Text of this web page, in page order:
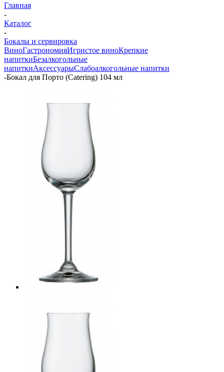
Главная
-
Каталог
-
Бокалы и сервировка
ВиноГастрономияИгристое виноКрепкие
напиткиБезалкогольные
напиткиАксессуарыСлабоалкогольные напитки
-Бокал для Порто (Catering) 104 мл